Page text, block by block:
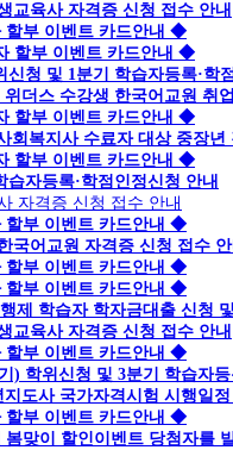
교육사 자격증 신청 접수 안내
할부 이벤트 카드안내 ◆
할부 이벤트 카드안내 ◆
신청 및 1분기 학습자등록·학
더스 수강생 한국어교원 취
할부 이벤트 카드안내 ◆
회복지사 수료자 대상 중장
할부 이벤트 카드안내 ◆
습자등록·학점인정신청 안내
자격증 신청 접수 안내
할부 이벤트 카드안내 ◆
국어교원 자격증 신청 접수
할부 이벤트 카드안내 ◆
할부 이벤트 카드안내 ◆
제 학습자 학자금대출 신청
교육사 자격증 신청 접수 안내
할부 이벤트 카드안내 ◆
) 학위신청 및 3분기 학습자
지도사 국가자격시험 시행일
할부 이벤트 카드안내 ◆
맞이 할인이벤트 당첨자를